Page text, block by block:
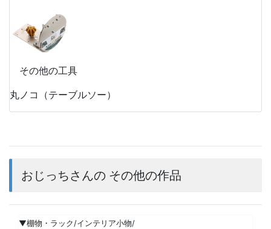
その他の工具
丸ノコ（テーブルソー）
おじっちさんの その他の作品
▼棚物・ラック/インテリア小物/